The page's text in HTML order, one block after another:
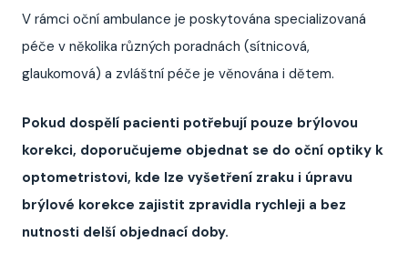
V rámci oční ambulance je poskytována specializovaná
péče v několika různých poradnách (sítnicová,
glaukomová) a zvláštní péče je věnována i dětem.
Pokud dospělí pacienti potřebují pouze brýlovou
korekci, doporučujeme objednat se do oční optiky k
optometristovi, kde lze vyšetření zraku i úpravu
brýlové korekce zajistit zpravidla rychleji a bez
nutnosti delší objednací doby.